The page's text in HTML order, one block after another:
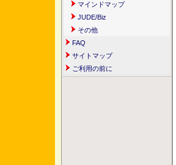
マインドマップ
JUDE/Biz
その他
FAQ
サイトマップ
ご利用の前に